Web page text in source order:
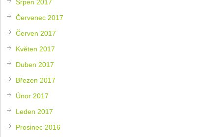
Srpen 2017
Červenec 2017
Červen 2017
Květen 2017
Duben 2017
Březen 2017
Únor 2017
Leden 2017
Prosinec 2016